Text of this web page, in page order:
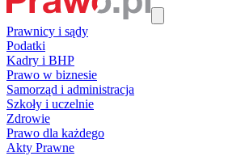
Prawnicy i sądy
Podatki
Kadry i BHP
Prawo w biznesie
Samorząd i administracja
Szkoły i uczelnie
Zdrowie
Prawo dla każdego
Akty Prawne